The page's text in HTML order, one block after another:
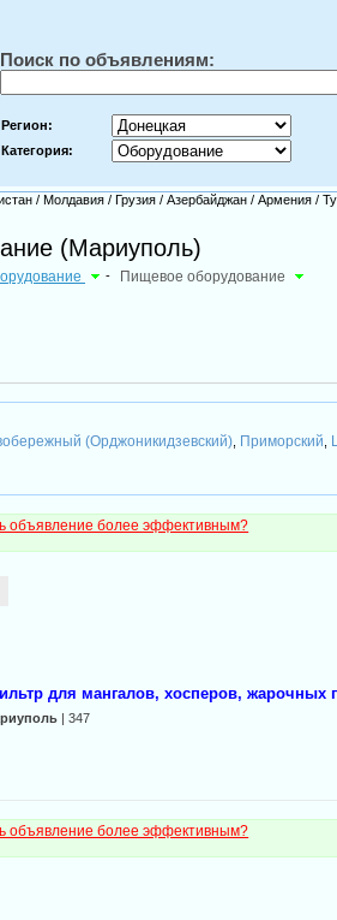
Поиск по объявлениям:
Регион:
Категория:
/ Молдавия / Грузия / Азербайджан / Армения /
(Мариуполь)
- Пищевое оборудование
(Орджоникидзевский) Приморский
объявление более эффективным?
для мангалов, хосперов, жарочных
| 347
объявление более эффективным?